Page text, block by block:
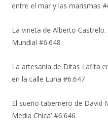
entre el mar y las marismas
La viñeta de Alberto
Mundial #6.648
La artesanía de Ditas Lafita
en la calle Luna #6.647
El sueño tabernero de David
Media Chica’ #6.646